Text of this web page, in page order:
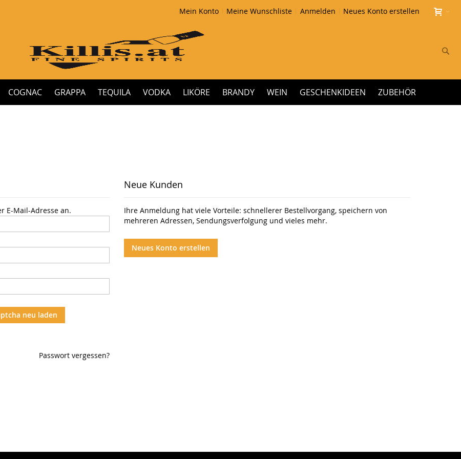
Mein Konto Meine Wunschliste Anmelden Neues Konto erstellen
COGNAC GRAPPA TEQUILA VODKA LIKÖRE BRANDY WEIN GESCHENKIDEEN ZUBEHÖR
E-Mail-Adresse an.
neu laden
Passwort vergessen?
Neue Kunden
Ihre Anmeldung hat viele Vorteile: schnellerer Bestellvorgang, speichern von
mehreren Adressen, Sendungsverfolgung und vieles mehr.
Neues Konto erstellen